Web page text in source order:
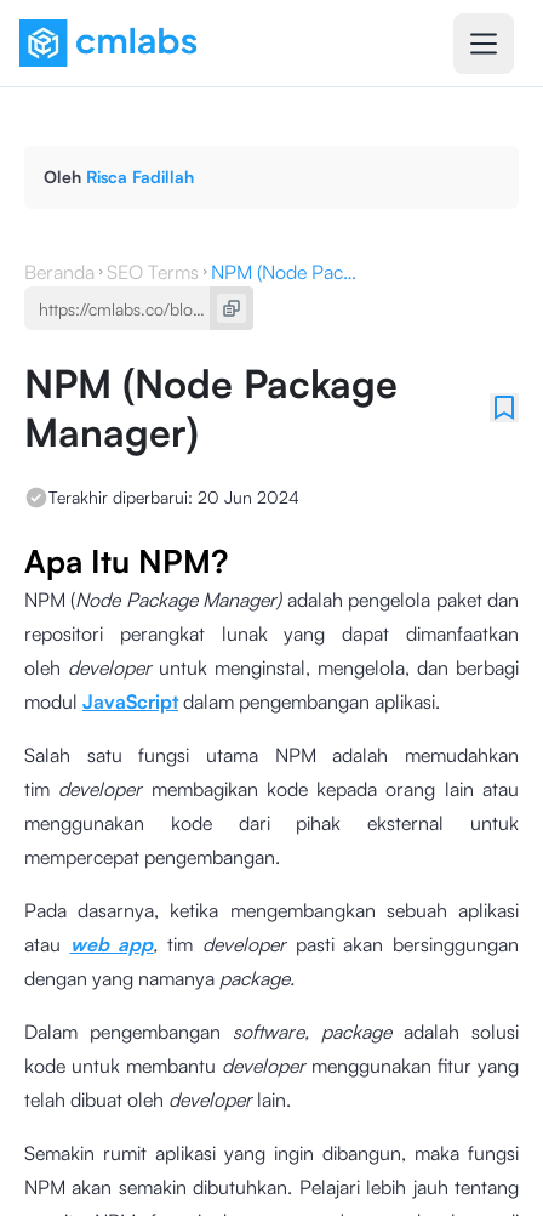
Oleh Risca Fadillah
Beranda SEO Terms NPM (Node Package Manager)
NPM (Node Package
Manager)
Terakhir diperbarui: 20 Jun 2024
Apa Itu NPM?
NPM (Node Package Manager) adalah pengelola paket dan
repositori perangkat lunak yang dapat dimanfaatkan
oleh developer untuk menginstal, mengelola, dan berbagi
modul JavaScriptdalam pengembangan aplikasi.
Salah satu fungsi utama NPM adalah memudahkan
tim developer membagikan kode kepada orang lain atau
menggunakan kode dari pihak eksternal untuk
mempercepat pengembangan.
Pada dasarnya, ketika mengembangkan sebuah aplikasi
atau web app,tim developer pasti akan bersinggungan
dengan yang namanya package.
Dalam pengembangan software, package adalah solusi
kode untuk membantu developer menggunakan fitur yang
telah dibuat oleh developer lain.
Semakin rumit aplikasi yang ingin dibangun, maka fungsi
NPM akan semakin dibutuhkan. Pelajari lebih jauh tentang